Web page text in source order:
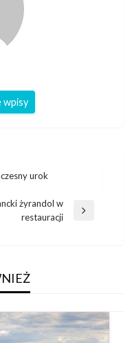
wpisy
urok
żyrandol w
restauracji